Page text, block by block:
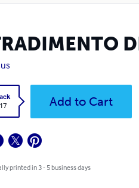
Add to Cart
printed in 3 - 5 business days